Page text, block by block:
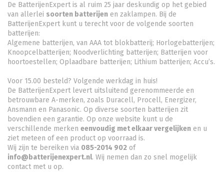
De BatterijenExpert is al ruim 25 jaar deskundig op het gebied
van allerlei soorten batterijen en zaklampen. Bij de
BatterijenExpert kunt u terecht voor de volgende soorten
batterijen:
Algemene batterijen, van AAA tot blokbatterij; Horlogebatterijen;
Knoopcelbatterijen; Noodverlichting batterijen; Batterijen voor
hoortoestellen; Oplaadbare batterijen; Lithium batterijen; Accu’s.
Voor 15.00 besteld? Volgende werkdag in huis!
De BatterijenExpert levert uitsluitend gerenommeerde en
betrouwbare A-merken, zoals Duracell, Procell, Energizer,
Ansmann en Panasonic. Op diverse soorten batterijen zit
bovendien een garantie. Op onze website kunt u de
verschillende merken eenvoudig met elkaar vergelijken en u
ziet meteen of een product op voorraad is.
Wij zijn te bereiken via 085-2014 902 of
info@batterijenexpert.nl. Wij nemen dan zo snel mogelijk
contact met u op.